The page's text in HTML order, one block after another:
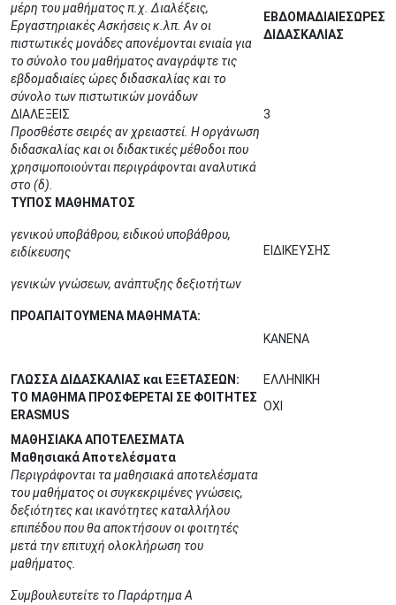
μέρη του μαθήματος π.χ. Διαλέξεις,
Εργαστηριακές Ασκήσεις κ.λπ. Αν οι
πιστωτικές μονάδες απονέμονται ενιαία για
το σύνολο του μαθήματος αναγράψτε τις
εβδομαδιαίες ώρες διδασκαλίας και το
σύνολο των πιστωτικών μονάδων
ΕΒΔΟΜΑΔΙΑΙΕΣΩΡΕΣ
ΔΙΔΑΣΚΑΛΙΑΣ
ΔΙΑΛΕΞΕΙΣ
3
Προσθέστε σειρές αν χρειαστεί. Η οργάνωση
διδασκαλίας και οι διδακτικές μέθοδοι που
χρησιμοποιούνται περιγράφονται αναλυτικά
στο (δ).
ΤΥΠΟΣ ΜΑΘΗΜΑΤΟΣ
γενικού υποβάθρου, ειδικού υποβάθρου,
ειδίκευσης
γενικών γνώσεων, ανάπτυξης δεξιοτήτων
ΕΙΔΙΚΕΥΣΗΣ
ΠΡΟΑΠΑΙΤΟΥΜΕΝΑ ΜΑΘΗΜΑΤΑ:
ΚΑΝΕΝΑ
ΓΛΩΣΣΑ ΔΙΔΑΣΚΑΛΙΑΣ και ΕΞΕΤΑΣΕΩΝ:
ΕΛΛΗΝΙΚΗ
ΤΟ ΜΑΘΗΜΑ ΠΡΟΣΦΕΡΕΤΑΙ ΣΕ ΦΟΙΤΗΤΕΣ
ERASMUS
ΟΧΙ
ΜΑΘΗΣΙΑΚΑ ΑΠΟΤΕΛΕΣΜΑΤΑ
Μαθησιακά Αποτελέσματα
Περιγράφονται τα μαθησιακά αποτελέσματα
του μαθήματος οι συγκεκριμένες γνώσεις,
δεξιότητες και ικανότητες καταλλήλου
επιπέδου που θα αποκτήσουν οι φοιτητές
μετά την επιτυχή ολοκλήρωση του
μαθήματος.
Συμβουλευτείτε το Παράρτημα Α